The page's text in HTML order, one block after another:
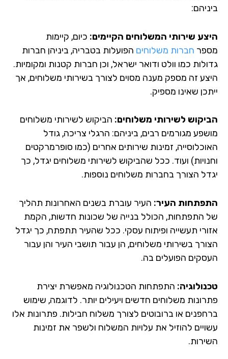
שירותי המשלוחים הקיימים:כיום, קיימות
חברות משלוחיםהפועלות בטבריה, ביניהן חברות
כמו וולט ודואר ישראל, וכן חברות קטנות ומקומיות.
זה מספק מענה מסוים לצורך בשירותי משלוחים, אך
שאינו מספיק.
לשירותי משלוחים:הביקוש לשירותי משלוחים
מגורמים רבים, ביניהם: הרגלי צריכה, גודל
זמינות שירותים אחרים (כמו סופרמרקטים
ועוד. ככל שהביקוש לשירותי משלוחים יגדל, כך
הצורך בחברות משלוחים נוספות.
העיר:העיר עוברת בשנים האחרונות תהליך
התפתחות, הכולל בנייה של שכונות חדשות, הקמת
תעשייה ופיתוח עסקי. ככל שהעיר תתפתח, כך יגדל
בשירותי משלוחים, הן עבור תושבי העיר והן עבור
הפועלים בה.
התפתחות הטכנולוגיה מאפשרת יצירת
משלוחים חדשים ויעילים יותר. לדוגמה, שימוש
או ברובוטים לצורך משלוח חבילות. פתרונות אלו
להוזיל את עלויות המשלוח ולשפר את זמינות